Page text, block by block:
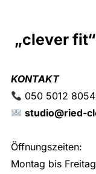
„clever
KONTAKT
050 5012 8054
studio@ried-
Öffnungszeiten:
Montag bis